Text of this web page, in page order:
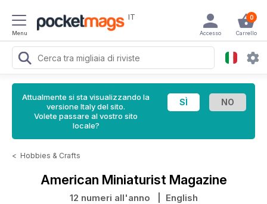
Menu
IT 0
Carrello
Accesso
Attualmente si sta visualizzando la
versione Italy del sito.
Volete passare al vostro sito
locale?
< Hobbies & Crafts
American Miniaturist Magazine
12 numeri all'anno | English